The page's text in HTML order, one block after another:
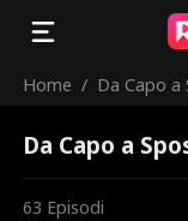
Home / Da Capo a
Da Capo a
63 Episodi